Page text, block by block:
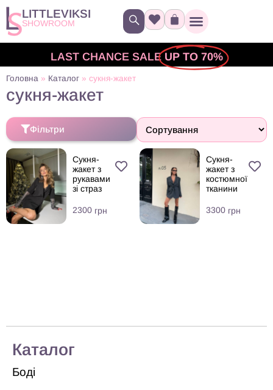
LITTLEVIKSI
SHOWROOM
LAST CHANCE SALE UP TO 70%
Головна » Каталог » сукня-жакет
сукня-жакет
Фільтри
Сукня-
жакет з
рукавами
зі страз
2300 грн
Сукня-
жакет з
костюмної
тканини
3300 грн
Каталог
Боді